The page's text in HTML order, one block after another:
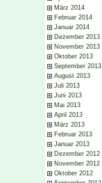
März 2014
Februar 2014
Januar 2014
Dezember 2013
November 2013
Oktober 2013
September 2013
August 2013
Juli 2013
Juni 2013
Mai 2013
April 2013
März 2013
Februar 2013
Januar 2013
Dezember 2012
November 2012
Oktober 2012